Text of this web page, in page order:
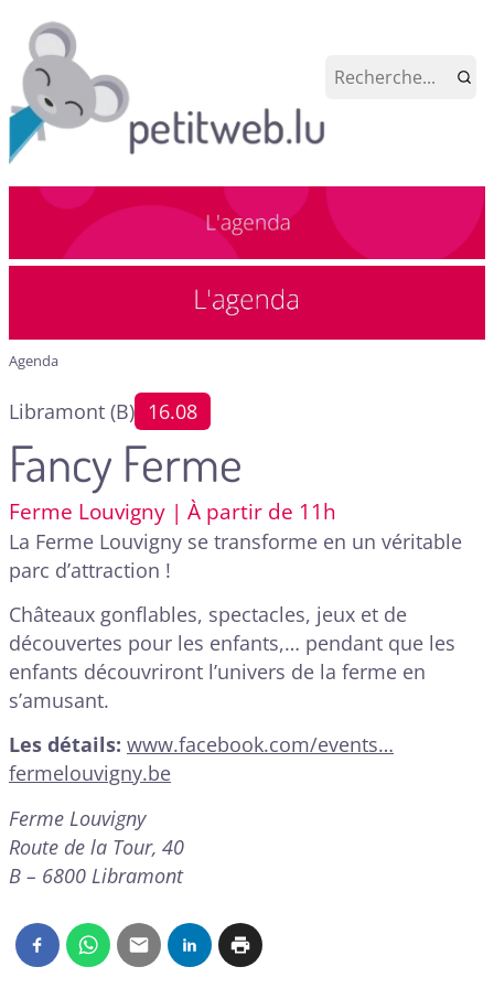
Agenda
Libramont (B) 16.08
Fancy Ferme
Ferme Louvigny | À partir de 11h
La Ferme Louvigny se transforme en un véritable
parc d’attraction !
Châteaux gonflables, spectacles, jeux et de
découvertes pour les enfants,… pendant que les
enfants découvriront l’univers de la ferme en
s’amusant.
Les détails: www.facebook.com/events…
fermelouvigny.be
Ferme Louvigny
Route de la Tour, 40
B – 6800 Libramont